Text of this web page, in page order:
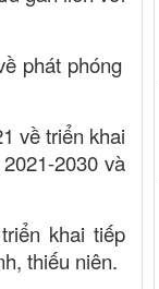
phát phóng sự
về triển khai
2030 và
khai tiếp
thiếu niên.